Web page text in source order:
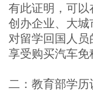
有此证明，可以
创办企业、大
对留学回国人
享受购买汽车免
二：教育部学历